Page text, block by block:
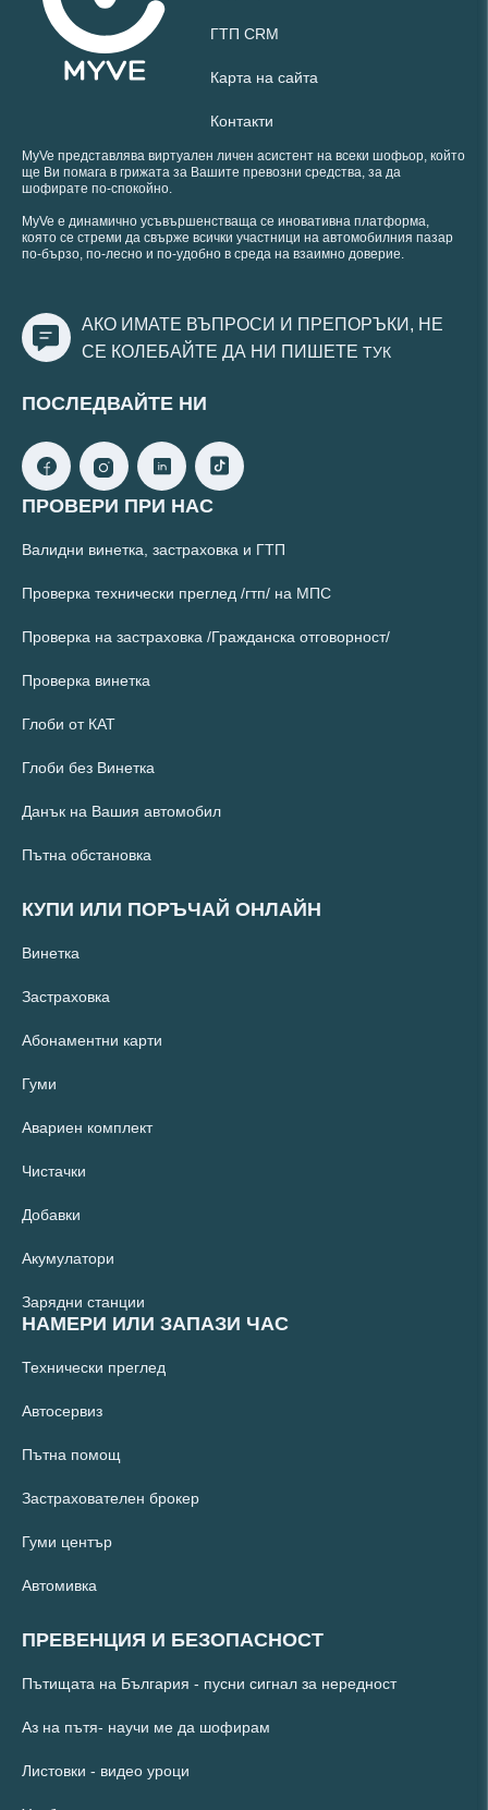
ГТП CRM
Карта на сайта
Контакти
MyVe представлява виртуален личен асистент на всеки шофьор, който
ще Ви помага в грижата за Вашите превозни средства, за да
шофирате по-спокойно.
MyVe е динамично усъвършенстваща се иновативна платформа,
която се стреми да свърже всички участници на автомобилния пазар
по-бързо, по-лесно и по-удобно в среда на взаимно доверие.
АКО ИМАТЕ ВЪПРОСИ И ПРЕПОРЪКИ, НЕ
СЕ КОЛЕБАЙТЕ ДА НИ ПИШЕТЕ ТУК
ПОСЛЕДВАЙТЕ НИ
ПРОВЕРИ ПРИ НАС
Валидни винетка, застраховка и ГТП
Проверка технически преглед /гтп/ на МПС
Проверка на застраховка /Гражданска отговорност/
Проверка винетка
Глоби от КАТ
Глоби без Винетка
Данък на Вашия автомобил
Пътна обстановка
КУПИ ИЛИ ПОРЪЧАЙ ОНЛАЙН
Винетка
Застраховка
Абонаментни карти
Гуми
Авариен комплект
Чистачки
Добавки
Акумулатори
Зарядни станции
НАМЕРИ ИЛИ ЗАПАЗИ ЧАС
Технически преглед
Автосервиз
Пътна помощ
Застрахователен брокер
Гуми център
Автомивка
ПРЕВЕНЦИЯ И БЕЗОПАСНОСТ
Пътищата на България - пусни сигнал за нередност
Аз на пътя- научи ме да шофирам
Листовки - видео уроци